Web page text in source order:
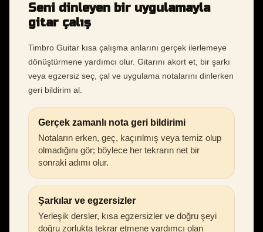
Seni dinleyen bir uygulamayla
gitar çalış
Timbro Guitar kısa çalışma anlarını gerçek ilerlemeye
dönüştürmene yardımcı olur. Gitarını akort et, bir şarkı
veya egzersiz seç, çal ve uygulama notalarını dinlerken
geri bildirim al.
Gerçek zamanlı nota geri bildirimi
Notaların erken, geç, kaçırılmış veya temiz olup
olmadığını gör; böylece her tekrarın net bir
sonraki adımı olur.
Şarkılar ve egzersizler
Yerleşik dersler, kısa egzersizler ve doğru şeyi
doğru zorlukta tekrar etmene yardımcı olan